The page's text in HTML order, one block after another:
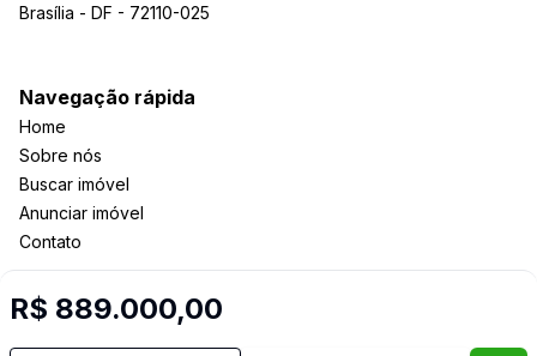
R$ 889.000,00
Brasília - DF - 72110-025
Navegação rápida
Home
Sobre nós
Buscar imóvel
Anunciar imóvel
Contato